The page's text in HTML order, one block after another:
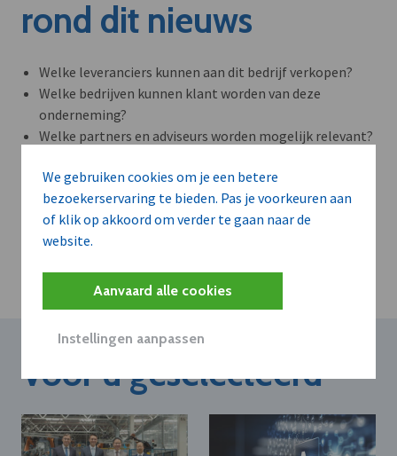
We gebruiken cookies om je een betere
bezoekerservaring te bieden. Pas je voorkeuren aan
of klik op akkoord om verder te gaan naar de
website.
Aanvaard alle cookies
Instellingen aanpassen
rond dit nieuws
Welke leveranciers kunnen aan dit bedrijf verkopen?
Welke bedrijven kunnen klant worden van deze
onderneming?
Welke partners en adviseurs worden mogelijk relevant?
Plan 20 min inzicht
Voor u geselecteerd